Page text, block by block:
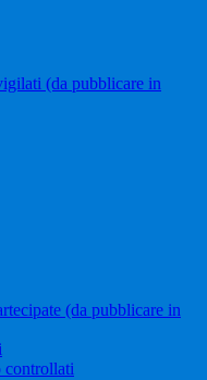
(da pubblicare in
(da pubblicare in